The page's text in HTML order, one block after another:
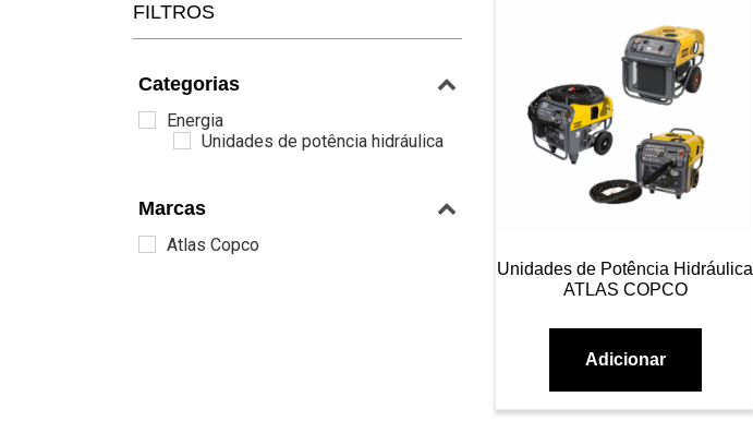
FILTROS
Categorias
Energia
Unidades de potência hidráulica
Marcas
Atlas Copco
Unidades de Potência Hidráulica
ATLAS COPCO
Adicionar